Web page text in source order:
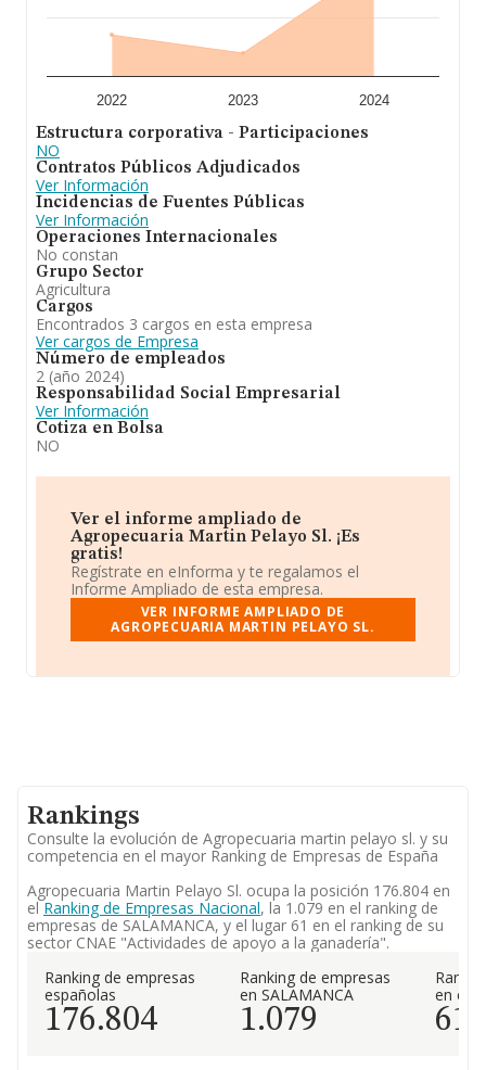
INFORMA constan 23 empresas, cuyas ventas han
obtenido los 5 millones de euros. Para aportar ulterior
información de interés en el ámbito sectorial, la
media de empleados es de 3.
dedica a a). la actividad agrícola-ganadera. b). la
producción y comercializaciónde productos alimenticios
tanto al por menor como al por mayor. incluye
lacompra-venta y fabricación de todo tipo de productos
alimenticios, así como el sacrificio de animales para la
obtención de productos cárnicos de todas. En el ranking
de provincia, la compañía ha experimentado una subida.
2022 2023 2024
Estructura corporativa - Participaciones
NO
Contratos Públicos Adjudicados
Ver Información
Incidencias de Fuentes Públicas
Ver Información
Operaciones Internacionales
No constan
Grupo Sector
Agricultura
Cargos
Encontrados 3 cargos en esta empresa
Ver cargos de Empresa
Número de empleados
2 (año 2024)
Responsabilidad Social Empresarial
Ver Información
Cotiza en Bolsa
NO
Ver el informe ampliado de
Agropecuaria Martin Pelayo Sl. ¡Es
gratis!
Regístrate en eInforma y te regalamos el
Informe Ampliado de esta empresa.
VER INFORME AMPLIADO DE
AGROPECUARIA MARTIN PELAYO SL.
Rankings
Consulte la evolución de Agropecuaria martin pelayo sl. y su
competencia en el mayor Ranking de Empresas de España
Agropecuaria Martin Pelayo Sl. ocupa la posición 176.804 en
elRanking de Empresas Nacional, la 1.079 en el ranking de
empresas de SALAMANCA, y el lugar 61 en el ranking de su
sector CNAE "Actividades de apoyo a la ganadería".
Ranking de empresas
españolas
176.804
Ranking de empresas
en SALAMANCA
1.079
en el
61